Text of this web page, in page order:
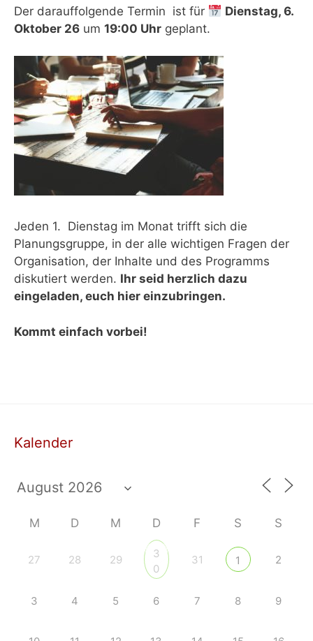
Der darauffolgende Termin ist für
Dienstag, 6.
Oktober 26 um 19:00 Uhr geplant.
Jeden 1. Dienstag im Monat trifft sich die
Planungsgruppe, in der alle wichtigen Fragen der
Organisation, der Inhalte und des Programms
diskutiert werden. Ihr seid herzlich dazu
eingeladen, euch hier einzubringen.
Kommt einfach vorbei!
Kalender
M D M D F S S
27 28 29
3
0
31 1 2
3 4 5 6 7 8 9